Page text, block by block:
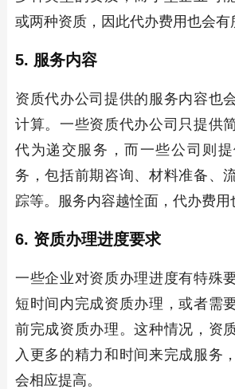
或两种资质，因此代办费用也会有
5. 服务内容
资质代办公司提供的服务内容也
计算。一些资质代办公司只提供
代为递交服务，而一些公司则
务，包括前期咨询、材料准备、
踪等。服务内容越恮面，代办费用
6. 资质办理进度要求
一些企业对资质办理进度有特殊
短时间内完成资质办理，或者需
前完成资质办理。这种情况，资
入更多的精力和时间来完成服务
会相应提高。